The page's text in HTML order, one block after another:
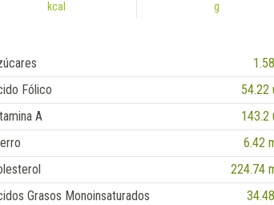
kcal g
Fólico
54.22
A
143.2
6.42
224.74
Grasos Monoinsaturados